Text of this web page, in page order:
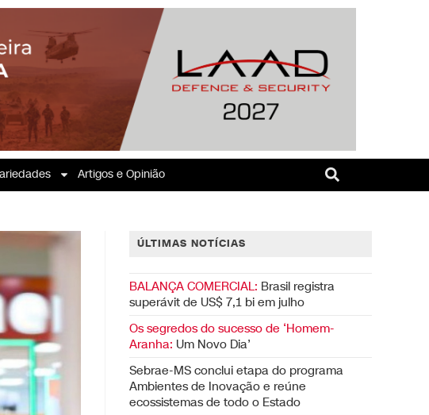
Artigos e Opinião
ÚLTIMAS NOTÍCIAS
BALANÇA COMERCIAL: Brasil registra
superávit de US$ 7,1 bi em julho
Os segredos do sucesso de ‘Homem-
Aranha: Um Novo Dia’
Sebrae-MS conclui etapa do programa
Ambientes de Inovação e reúne
ecossistemas de todo o Estado